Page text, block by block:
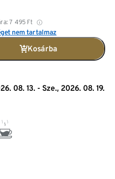
7 495 Ft
nem tartalmaz
Kosárba
08. 13. - Sze., 2026. 08. 19.